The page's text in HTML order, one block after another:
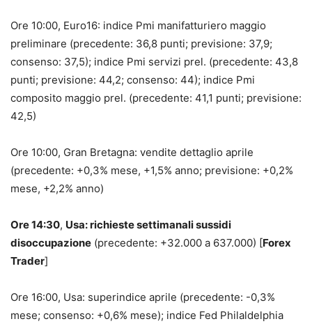
Ore 10:00, Euro16: indice Pmi manifatturiero maggio
preliminare (precedente: 36,8 punti; previsione: 37,9;
consenso: 37,5); indice Pmi servizi prel. (precedente: 43,8
punti; previsione: 44,2; consenso: 44); indice Pmi
composito maggio prel. (precedente: 41,1 punti; previsione:
42,5)
Ore 10:00, Gran Bretagna: vendite dettaglio aprile
(precedente: +0,3% mese, +1,5% anno; previsione: +0,2%
mese, +2,2% anno)
Ore 14:30, Usa: richieste settimanali sussidi
disoccupazione (precedente: +32.000 a 637.000) [Forex
Trader]
Ore 16:00, Usa: superindice aprile (precedente: -0,3%
mese; consenso: +0,6% mese); indice Fed Philaldelphia